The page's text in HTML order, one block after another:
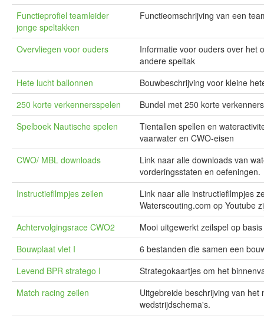
Functieprofiel teamleider
jonge speltakken
Functieomschrijving van een
Overvliegen voor ouders
Informatie voor ouders over het
andere speltak
Hete lucht ballonnen
Bouwbeschrijving voor kleine
250 korte verkennersspelen
Bundel met 250 korte
Spelboek Nautische spelen
Tientallen spellen en
vaarwater en CWO-eisen
CWO/ MBL downloads
Link naar alle downloads van
vorderingsstaten en oefeningen.
Instructiefilmpjes zeilen
Link naar alle instructiefilmpjes
Waterscouting.com op Youtube
Achtervolgingsrace CWO2
Mooi uitgewerkt zeilspel op
Bouwplaat vlet I
6 bestanden die samen een
Levend BPR stratego I
Strategokaartjes om het
Match racing zeilen
Uitgebreide beschrijving van
wedstrijdschema's.